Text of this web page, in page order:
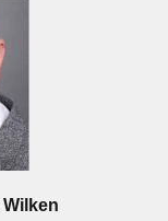
Wilken